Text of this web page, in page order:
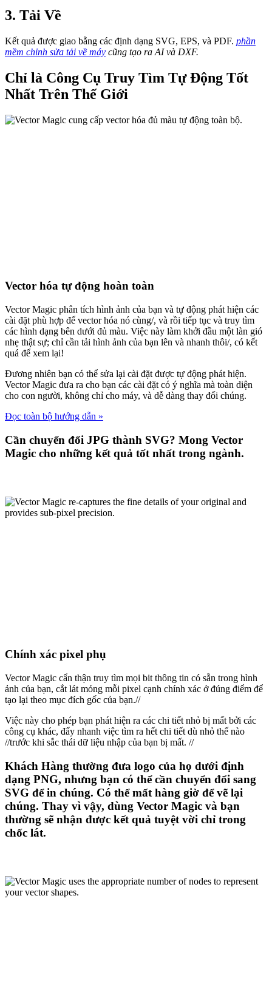
3. Tải Về
Kết quả được giao bằng các định dạng SVG, EPS, và PDF. phần
mềm chỉnh sửa tải về máy cũng tạo ra AI và DXF.
Chỉ là Công Cụ Truy Tìm Tự Động Tốt
Nhất Trên Thế Giới
Vector hóa tự động hoàn toàn
Vector Magic phân tích hình ảnh của bạn và tự động phát hiện các
cài đặt phù hợp để vector hóa nó cùng/, và rồi tiếp tục và truy tìm
các hình dạng bên dưới đủ màu. Việc này làm khởi đầu một làn gió
nhẹ thật sự; chỉ cần tải hình ảnh của bạn lên và nhanh thôi/, có kết
quá để xem lại!
Đương nhiên bạn có thể sửa lại cài đặt được tự động phát hiện.
Vector Magic đưa ra cho bạn các cài đặt có ý nghĩa mà toàn diện
cho con người, không chỉ cho máy, và dễ dàng thay đổi chúng.
Đọc toàn bộ hướng dẫn »
Cần chuyển đổi JPG thành SVG? Mong Vector
Magic cho những kết quả tốt nhất trong ngành.
Chính xác pixel phụ
Vector Magic cẩn thận truy tìm mọi bit thông tin có sẵn trong hình
ảnh của bạn, cắt lát mỏng mỗi pixel cạnh chính xác ở đúng điểm để
tạo lại theo mục đích gốc của bạn.//
Việc này cho phép bạn phát hiện ra các chi tiết nhỏ bị mất bởi các
công cụ khác, đẩy nhanh việc tìm ra hết chi tiết dù nhỏ thế nào
//trước khi sắc thái dữ liệu nhập của bạn bị mất. //
Khách Hàng thường đưa logo của họ dưới định
dạng PNG, nhưng bạn có thể cần chuyển đổi sang
SVG để in chúng. Có thể mất hàng giờ để vẽ lại
chúng. Thay vì vậy, dùng Vector Magic và bạn
thường sẽ nhận được kết quả tuyệt vời chỉ trong
chốc lát.